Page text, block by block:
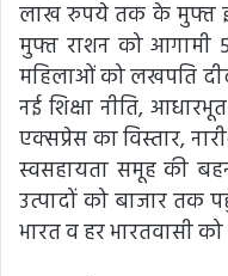
लाख रुपये तक के मुफ्त
मुफ्त राशन को आगामी
महिलाओं को लखपति
नई शिक्षा नीति,
एक्सप्रेस का विस्तार,
स्वसहायता समूह की
उत्पादों को बाजार तक
भारत व हर भारतवासी